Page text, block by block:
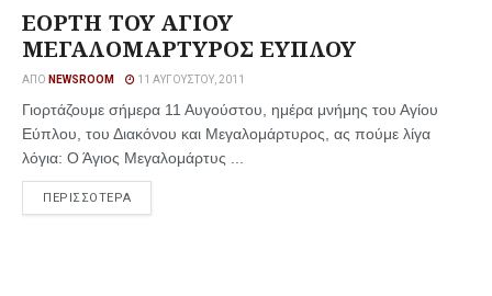
ΕΟΡΤΗ ΤΟΥ ΑΓΙΟΥ
ΜΕΓΑΛΟΜΑΡΤΥΡΟΣ ΕΥΠΛΟΥ
ΑΠΌ NEWSROOM 11 ΑΥΓΟΎΣΤΟΥ, 2011
Γιορτάζουμε σήμερα 11 Αυγούστου, ημέρα μνήμης του Αγίου
Εύπλου, του Διακόνου και Μεγαλομάρτυρος, ας πούμε λίγα
λόγια: Ο Άγιος Μεγαλομάρτυς ...
ΠΕΡΙΣΣΟΤΕΡΑ